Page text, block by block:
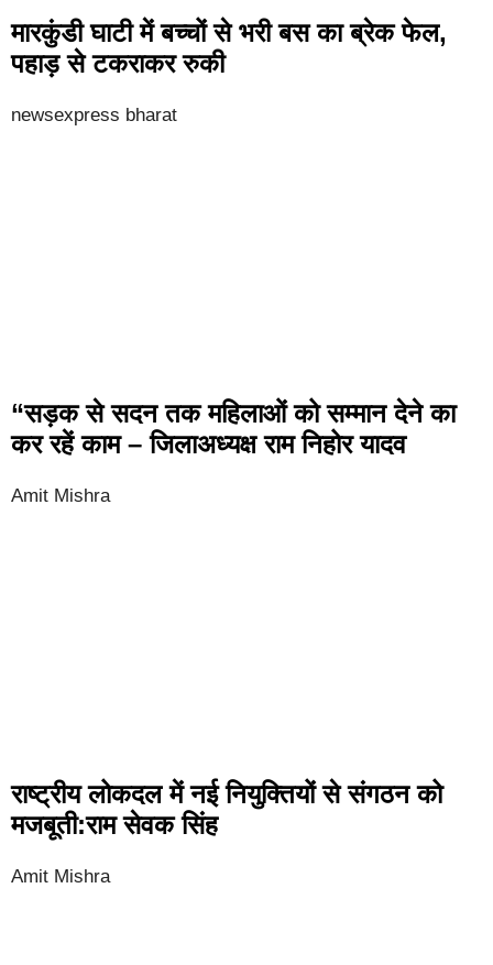
मारकुंडी घाटी में बच्चों से भरी बस का ब्रेक फेल,
पहाड़ से टकराकर रुकी
newsexpress bharat
“सड़क से सदन तक महिलाओं को सम्मान देने का
कर रहें काम – जिलाअध्यक्ष राम निहोर यादव
Amit Mishra
राष्ट्रीय लोकदल में नई नियुक्तियों से संगठन को
मजबूती:राम सेवक सिंह
Amit Mishra